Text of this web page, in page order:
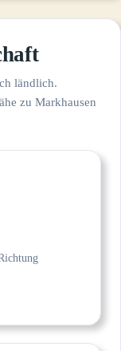
ländlich.
zu Markhausen